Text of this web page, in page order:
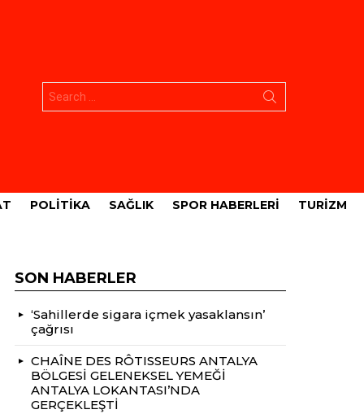
POLITIKA SAĞLIK SPOR HABERLERI TURIZM
SON HABERLER
‘Sahillerde sigara içmek yasaklansın’
çağrısı
CHAÎNE DES RÔTISSEURS ANTALYA
BÖLGESİ GELENEKSEL YEMEĞİ
ANTALYA LOKANTASI’NDA
GERÇEKLEŞTİ